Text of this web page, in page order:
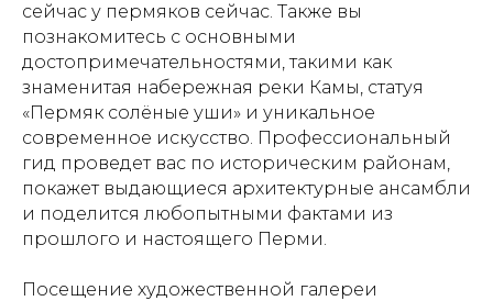
сейчас у пермяков сейчас. Также вы
познакомитесь с основными
достопримечательностями, такими как
знаменитая набережная реки Камы, статуя
«Пермяк солёные уши» и уникальное
современное искусство. Профессиональный
гид проведет вас по историческим районам,
покажет выдающиеся архитектурные ансамбли
и поделится любопытными фактами из
прошлого и настоящего Перми.
Посещение художественной галереи